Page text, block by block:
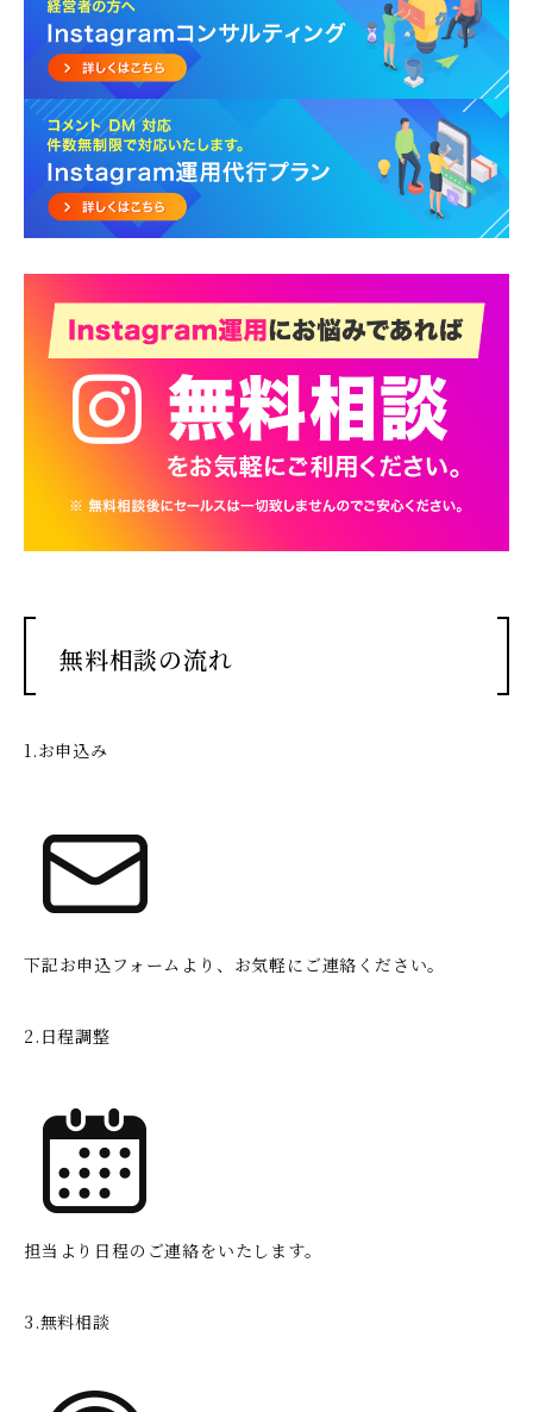
無料相談の流れ
1.お申込み
下記お申込フォームより、お気軽にご連絡ください。
2.日程調整
担当より日程のご連絡をいたします。
3.無料相談